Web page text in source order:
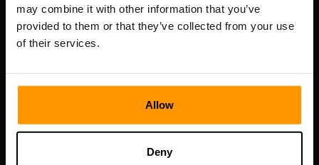
may combine it with other information that you’ve
provided to them or that they’ve collected from your use
of their services.
Allow
Deny
Cod de înregistrare: 14652605
cod fiscal: EE102133820
Adresă: Harju maakond, Tallinn, Kesklinna linnaosa,